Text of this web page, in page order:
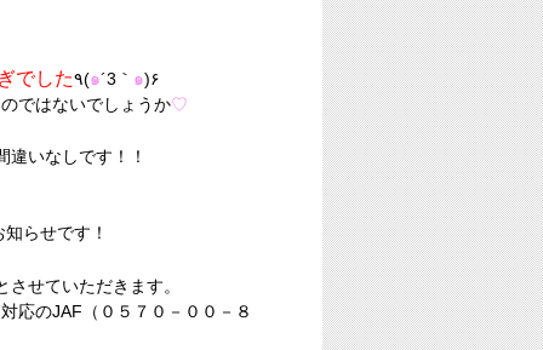
でした ٩(๑´3｀ ๑)۶
ではないでしょうか♡
違いなしです！！
らせです！
させていただきます。
応のJAF（０５７０－００－８